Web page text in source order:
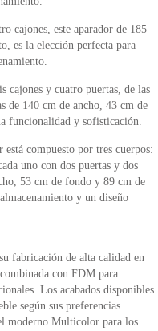
cajones, este aparador de 185
es la elección perfecta para
cajones y cuatro puertas, de las
de 140 cm de ancho, 43 cm de
funcionalidad y sofisticación.
está compuesto por tres cuerpos:
uno con dos puertas y dos
53 cm de fondo y 89 cm de
y un diseño
fabricación de alta calidad en
con FDM para
Los acabados disponibles
según sus preferencias
moderno Multicolor para los